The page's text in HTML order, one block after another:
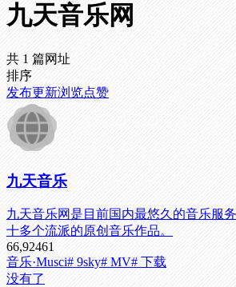
九天音乐网
共 1 篇网址
排序
发布更新浏览点赞
九天音乐
九天音乐网是目前国内最悠久的音乐服
十多个流派的原创音乐作品。
66,92461
音乐·Musci# 9sky# MV# 下载
没有了